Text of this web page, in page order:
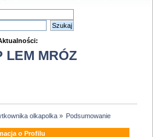
LEM MRÓZ
olkapolka» Podsumowanie
o Profilu